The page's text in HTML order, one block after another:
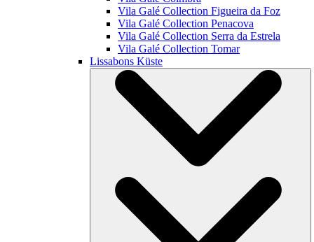
Vila Galé Collection Figueira da Foz
Vila Galé Collection Penacova
Vila Galé Collection Serra da Estrela
Vila Galé Collection Tomar
Lissabons Küste